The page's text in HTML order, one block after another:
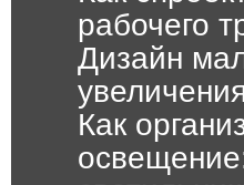
рабочего
Дизайн
Как